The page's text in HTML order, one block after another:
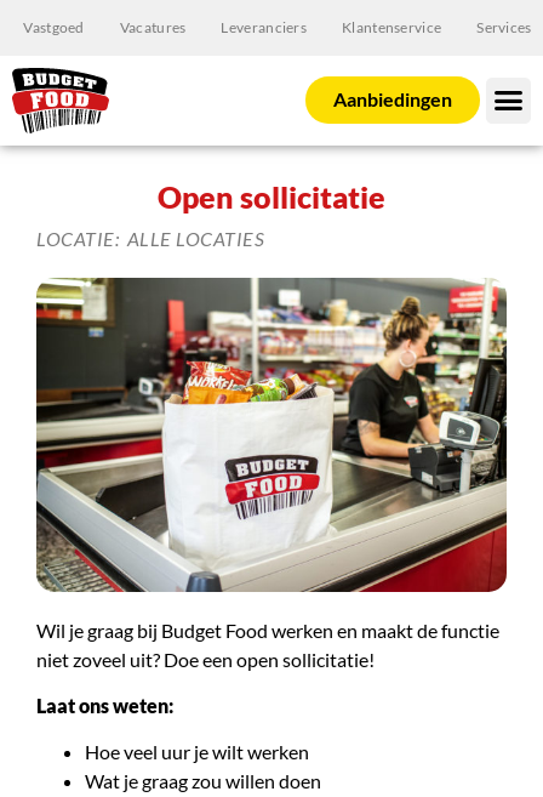
Vastgoed Vacatures Leveranciers Klantenservice Services
Aanbiedingen
Open sollicitatie
LOCATIE: ALLE LOCATIES
Wil je graag bij Budget Food werken en maakt de functie
niet zoveel uit? Doe een open sollicitatie!
Laat ons weten:
Hoe veel uur je wilt werken
Wat je graag zou willen doen